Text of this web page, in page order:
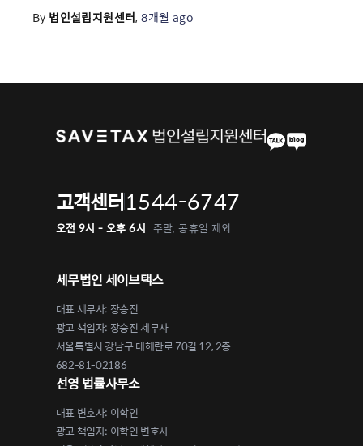
By 법인설립지원센터,8개월 ago
고객센터1544-6747
오전 9시 - 오후 6시 주말, 공휴일 제외
세무법인 세이브택스
대표 세무사: 장승진
광고 책임자: 장승진 세무사
서울특별시 강남구 테헤란로 70길 12, 2층
682-81-02186
선영 법률사무소
대표 변호사: 이학인
광고 책임자: 이학인 변호사